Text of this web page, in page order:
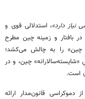
نیاز دارد»، استدلالی قوی و
بافتار و زمینه چین مطرح
چین» را به چالش می‌کشد؛
چین، و در
است.
دموکراسی قانون‌مدار ارائه